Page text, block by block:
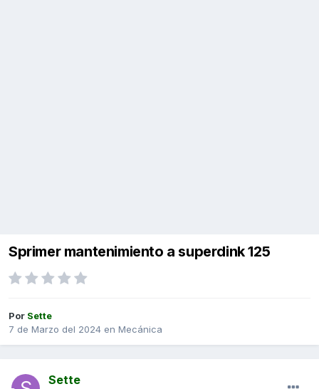
Sprimer mantenimiento a superdink 125
Por Sette
7 de Marzo del 2024 en Mecánica
Sette